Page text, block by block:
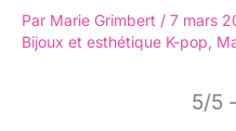
Par Marie Grimbert / 7 mars
Bijoux et esthétique K-pop,
5/5